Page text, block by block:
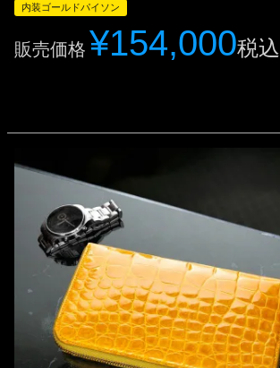
内装ゴールドパイソン
販売価格 ¥154,000税込